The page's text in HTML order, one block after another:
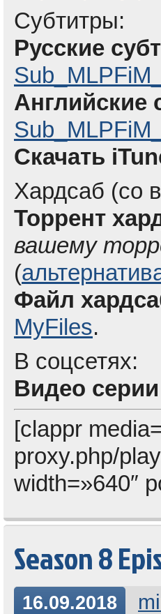
Субтитры:
Русские
Английские
Скачать
Хардсаб (со
Торрент
вашему
(
Файл
MyFiles.
В соцсетях:
Видео
[clappr
proxy.php/
width=»640″
Season 8
16.09.2018